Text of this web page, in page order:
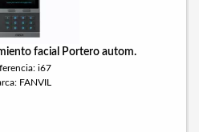
facial Portero autom.
i67
FANVIL